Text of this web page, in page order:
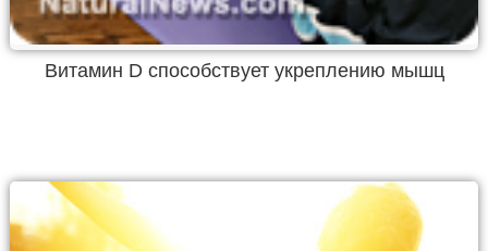
Витамин D способствует укреплению мышц